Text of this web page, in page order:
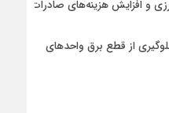
و افزایش هزینه‌های صادرات
از قطع برق واحدهای